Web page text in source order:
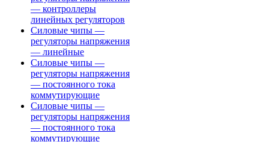
— контроллеры
линейных регуляторов
Силовые чипы —
регуляторы напряжения
— линейные
Силовые чипы —
регуляторы напряжения
— постоянного тока
коммутирующие
Силовые чипы —
регуляторы напряжения
— постоянного тока
коммутирующие